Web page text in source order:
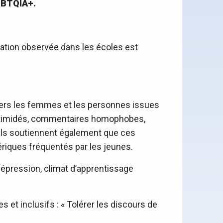
observée dans les écoles est
les femmes et les personnes issues
commentaires homophobes,
soutiennent également que ces
fréquentés par les jeunes.
climat d’apprentissage
et inclusifs : « Tolérer les discours de